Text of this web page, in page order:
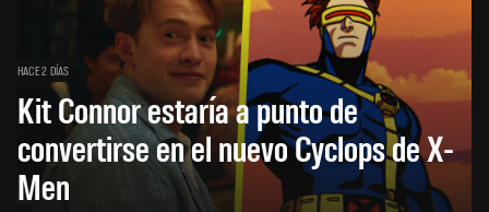
HACE 2 DÍAS
Kit Connor estaría a punto de
convertirse en el nuevo Cyclops de X-
Men